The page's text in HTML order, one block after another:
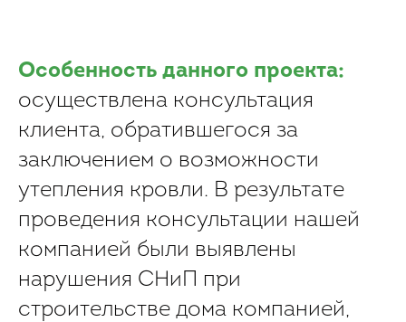
Особенность данного проекта:
осуществлена консультация
клиента, обратившегося за
заключением о возможности
утепления кровли. В результате
проведения консультации нашей
компанией были выявлены
нарушения СНиП при
строительстве дома компанией,